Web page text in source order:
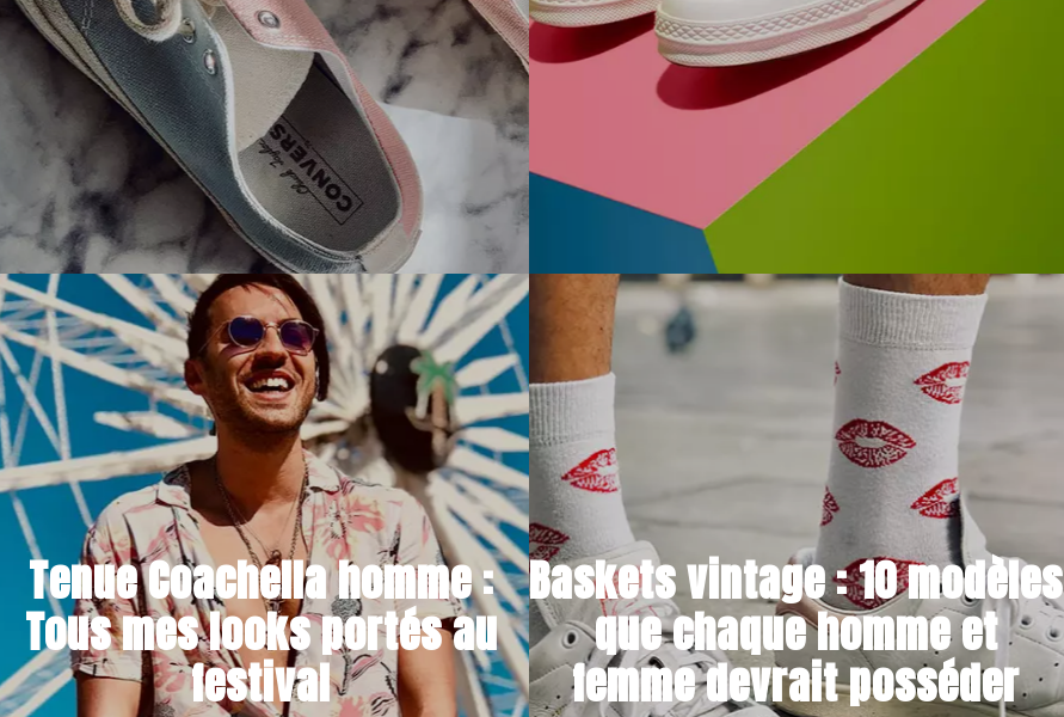
17 NOVEMBRE 2020 23 AVRIL 2020
Tenue Coachella homme :
Tous mes looks portés au
festival
Baskets vintage : 10 modèles
que chaque homme et
femme devrait posséder